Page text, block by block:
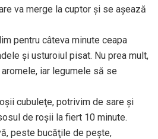
va merge la cuptor şi se aşează
pentru câteva minute ceapa
şi usturoiul pisat. Nu prea mult,
iar legumele să se
cubuleţe, potrivim de sare şi
de roşii la fiert 10 minute.
peste bucăţile de peşte,